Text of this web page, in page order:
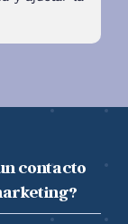
contacto